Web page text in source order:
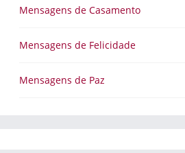
Mensagens de Casamento
Mensagens de Felicidade
Mensagens de Paz